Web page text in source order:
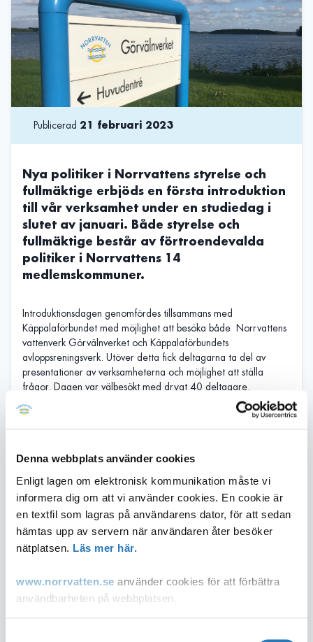
Denna webbplats använder cookies
Enligt lagen om elektronisk kommunikation måste vi
informera dig om att vi använder cookies. En cookie är
en textfil som lagras på användarens dator, för att sedan
hämtas upp av servern när användaren åter besöker
nätplatsen. Läs mer här.
www.norrvatten.se använder cookies för att förbättra
användbarheten på webbplatsen.
Publicerad 21 februari 2023
Nya politiker i Norrvattens styrelse och
fullmäktige erbjöds en första introduktion
till vår verksamhet under en studiedag i
slutet av januari. Både styrelse och
fullmäktige består av förtroendevalda
politiker i Norrvattens 14
medlemskommuner.
Introduktionsdagen genomfördes tillsammans med
Käppalaförbundet med möjlighet att besöka både Norrvattens
vattenverk Görvälnverket och Käppalaförbundets
avloppsreningsverk. Utöver detta fick deltagarna ta del av
presentationer av verksamheterna och möjlighet att ställa
frågor. Dagen var välbesökt med drygt 40 deltagare.
Så styrs Norrvatten
förbundsfullmäktige är det högsta beslutande organet och
förbundsstyrelsen är verkställande.
Norrvattens 14 medlemskommuner har olika många platser i
förbundsfullmäktige beroende på hur stor andel de äger i
Norrvatten och hur mycket vatten de har köpt under 2020.
Partifördelningen i förbundsfullmäktige speglar hur
Norrvattens nya styrelse tillträdde 1 januari 2023 och hade sitt
första sammanträde 15 februari 2023.